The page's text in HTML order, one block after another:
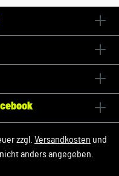
zzgl. Versandkosten und
anders angegeben.